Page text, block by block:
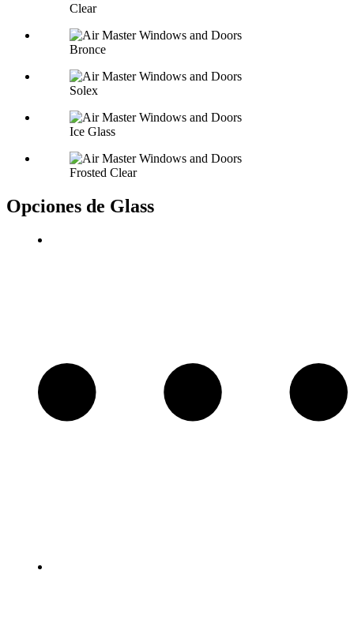
Clear
Bronce
Solex
Ice Glass
Frosted Clear
Opciones de Glass